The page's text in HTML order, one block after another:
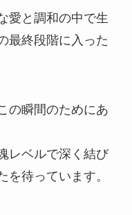
愛と調和の中で生
最終段階に入った
の瞬間のためにあ
レベルで深く結び
を待っています。